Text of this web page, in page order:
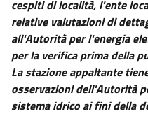
cespiti di località, l'ente
relative valutazioni di
all'Autorità per l'energia
per la verifica prima della
La stazione appaltante
osservazioni dell'Autorità
sistema idrico ai fini della